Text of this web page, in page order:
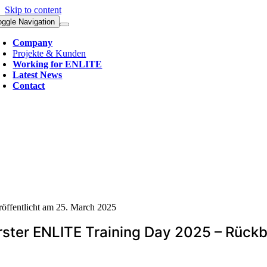
Skip to content
Navigation
Company
Projekte & Kunden
Working for ENLITE
Latest News
Contact
am 25. March 2025
ENLITE Training Day 2025 –